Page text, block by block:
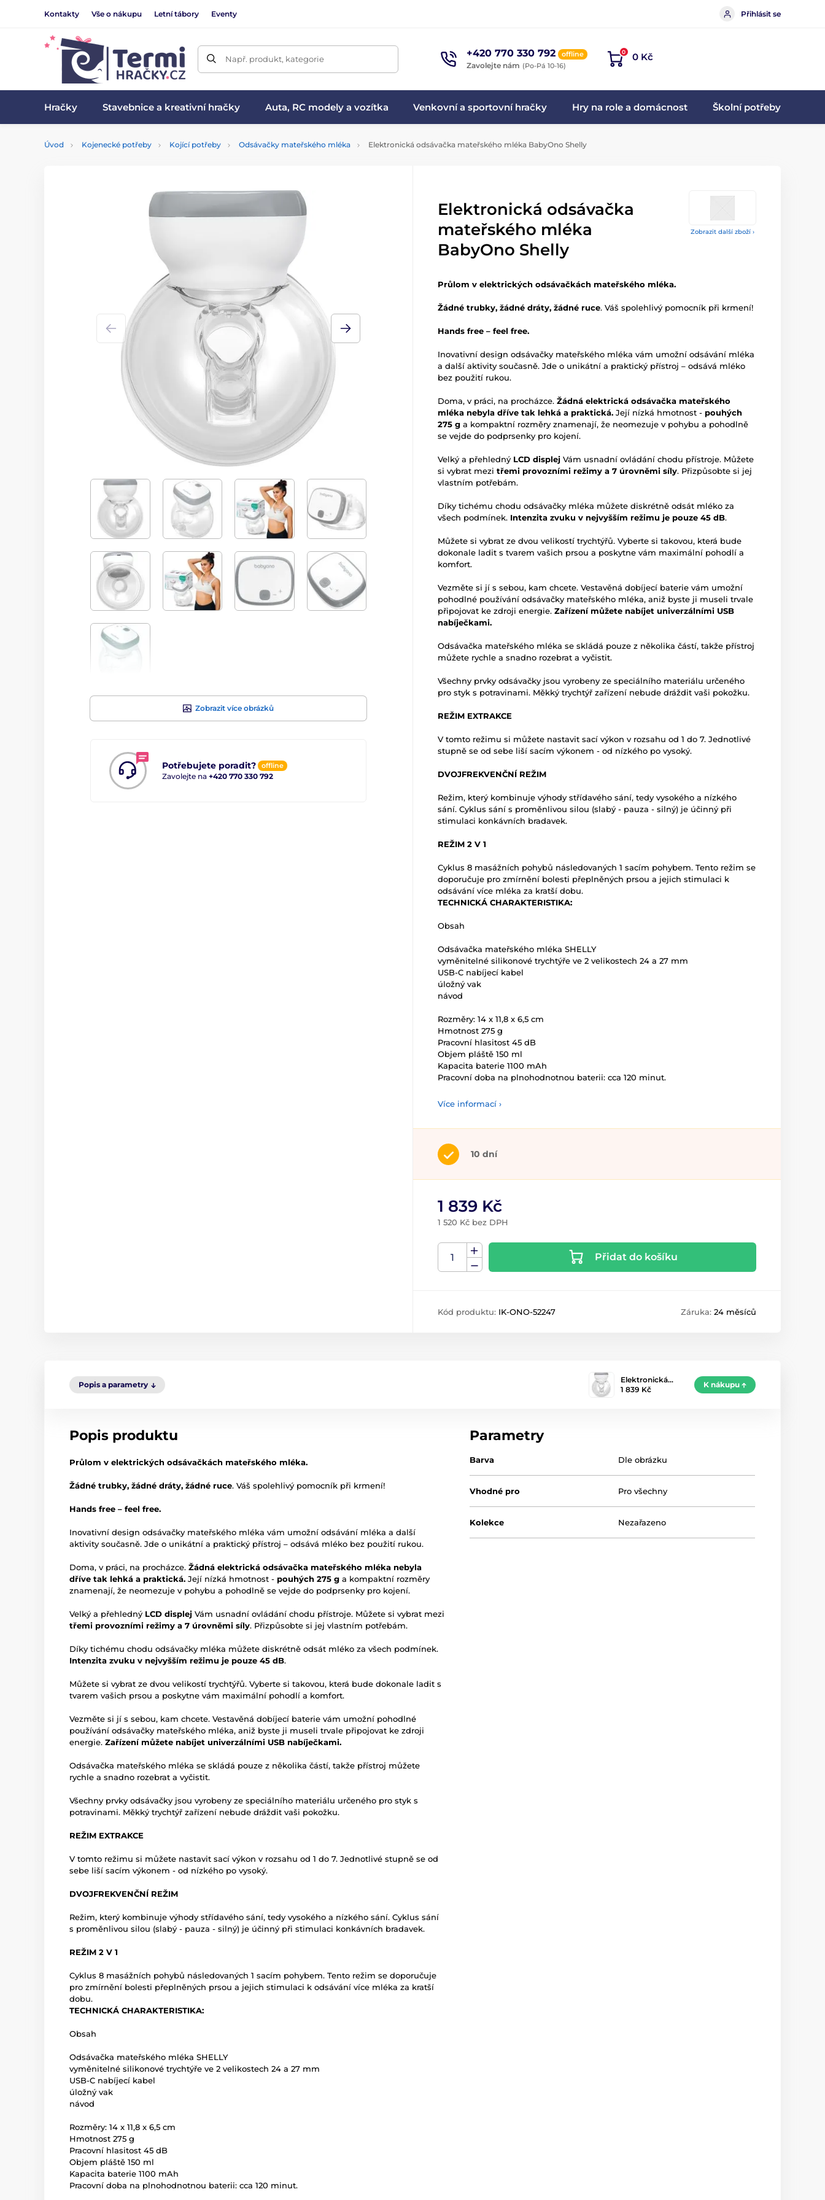
Kontakty Vše o nákupu Letní tábory Eventy Přihlásit se
Např. produkt, kategorie +420 770 330 792 offline
Zavolejte nám (Po-Pá 10-16)
0 0 Kč
Hračky Stavebnice a kreativní hračky Auta, RC modely a vozítka Venkovní a sportovní hračky Hry na role a domácnost Školní potřeby
Úvod Kojenecké potřeby Kojící potřeby Odsávačky mateřského mléka Elektronická odsávačka mateřského mléka BabyOno Shelly
Zobrazit další zboží ›
Zobrazit více obrázků
Potřebujete poradit? offline
Zavolejte na +420 770 330 792
Elektronická odsávačka
mateřského mléka
BabyOno Shelly
Průlom v elektrických odsávačkách mateřského mléka.
Žádné trubky, žádné dráty, žádné ruce. Váš spolehlivý pomocník při krmení!
Hands free – feel free.
Inovativní design odsávačky mateřského mléka vám umožní odsávání mléka
a další aktivity současně. Jde o unikátní a praktický přístroj – odsává mléko
bez použití rukou.
Doma, v práci, na procházce. Žádná elektrická odsávačka mateřského
mléka nebyla dříve tak lehká a praktická. Její nízká hmotnost - pouhých
275 g a kompaktní rozměry znamenají, že neomezuje v pohybu a pohodlně
se vejde do podprsenky pro kojení.
Velký a přehledný LCD displej Vám usnadní ovládání chodu přístroje. Můžete
si vybrat mezi třemi provozními režimy a 7 úrovněmi síly. Přizpůsobte si jej
vlastním potřebám.
Díky tichému chodu odsávačky mléka můžete diskrétně odsát mléko za
všech podmínek. Intenzita zvuku v nejvyšším režimu je pouze 45 dB.
Můžete si vybrat ze dvou velikostí trychtýřů. Vyberte si takovou, která bude
dokonale ladit s tvarem vašich prsou a poskytne vám maximální pohodlí a
komfort.
Vezměte si jí s sebou, kam chcete. Vestavěná dobíjecí baterie vám umožní
pohodlné používání odsávačky mateřského mléka, aniž byste ji museli trvale
připojovat ke zdroji energie. Zařízení můžete nabíjet univerzálními USB
nabíječkami.
Odsávačka mateřského mléka se skládá pouze z několika částí, takže přístroj
můžete rychle a snadno rozebrat a vyčistit.
Všechny prvky odsávačky jsou vyrobeny ze speciálního materiálu určeného
pro styk s potravinami. Měkký trychtýř zařízení nebude dráždit vaši pokožku.
REŽIM EXTRAKCE
V tomto režimu si můžete nastavit sací výkon v rozsahu od 1 do 7. Jednotlivé
stupně se od sebe liší sacím výkonem - od nízkého po vysoký.
DVOJFREKVENČNÍ REŽIM
Režim, který kombinuje výhody střídavého sání, tedy vysokého a nízkého
sání. Cyklus sání s proměnlivou silou (slabý - pauza - silný) je účinný při
stimulaci konkávních bradavek.
REŽIM 2 V 1
Cyklus 8 masážních pohybů následovaných 1 sacím pohybem. Tento režim se
doporučuje pro zmírnění bolesti přeplněných prsou a jejich stimulaci k
odsávání více mléka za kratší dobu.
TECHNICKÁ CHARAKTERISTIKA:
Obsah
Odsávačka mateřského mléka SHELLY
vyměnitelné silikonové trychtýře ve 2 velikostech 24 a 27 mm
USB-C nabíjecí kabel
úložný vak
návod
Rozměry: 14 x 11,8 x 6,5 cm
Hmotnost 275 g
Pracovní hlasitost 45 dB
Objem pláště 150 ml
Kapacita baterie 1100 mAh
Pracovní doba na plnohodnotnou baterii: cca 120 minut.
Více informací ›
10 dní
1 839 Kč
1 520 Kč bez DPH
Přidat do košíku
Kód produktu: IK-ONO-52247 Záruka: 24 měsíců
Popis a parametry
Elektronická…
1 839 Kč
K nákupu
Popis produktu
Průlom v elektrických odsávačkách mateřského mléka.
Žádné trubky, žádné dráty, žádné ruce. Váš spolehlivý pomocník při krmení!
Hands free – feel free.
Inovativní design odsávačky mateřského mléka vám umožní odsávání mléka a další
aktivity současně. Jde o unikátní a praktický přístroj – odsává mléko bez použití rukou.
Doma, v práci, na procházce. Žádná elektrická odsávačka mateřského mléka nebyla
dříve tak lehká a praktická. Její nízká hmotnost - pouhých 275 g a kompaktní rozměry
znamenají, že neomezuje v pohybu a pohodlně se vejde do podprsenky pro kojení.
Velký a přehledný LCD displej Vám usnadní ovládání chodu přístroje. Můžete si vybrat mezi
třemi provozními režimy a 7 úrovněmi síly. Přizpůsobte si jej vlastním potřebám.
Díky tichému chodu odsávačky mléka můžete diskrétně odsát mléko za všech podmínek.
Intenzita zvuku v nejvyšším režimu je pouze 45 dB.
Můžete si vybrat ze dvou velikostí trychtýřů. Vyberte si takovou, která bude dokonale ladit s
tvarem vašich prsou a poskytne vám maximální pohodlí a komfort.
Vezměte si jí s sebou, kam chcete. Vestavěná dobíjecí baterie vám umožní pohodlné
používání odsávačky mateřského mléka, aniž byste ji museli trvale připojovat ke zdroji
energie. Zařízení můžete nabíjet univerzálními USB nabíječkami.
Odsávačka mateřského mléka se skládá pouze z několika částí, takže přístroj můžete
rychle a snadno rozebrat a vyčistit.
Všechny prvky odsávačky jsou vyrobeny ze speciálního materiálu určeného pro styk s
potravinami. Měkký trychtýř zařízení nebude dráždit vaši pokožku.
REŽIM EXTRAKCE
V tomto režimu si můžete nastavit sací výkon v rozsahu od 1 do 7. Jednotlivé stupně se od
sebe liší sacím výkonem - od nízkého po vysoký.
DVOJFREKVENČNÍ REŽIM
Režim, který kombinuje výhody střídavého sání, tedy vysokého a nízkého sání. Cyklus sání
s proměnlivou silou (slabý - pauza - silný) je účinný při stimulaci konkávních bradavek.
REŽIM 2 V 1
Cyklus 8 masážních pohybů následovaných 1 sacím pohybem. Tento režim se doporučuje
pro zmírnění bolesti přeplněných prsou a jejich stimulaci k odsávání více mléka za kratší
dobu.
TECHNICKÁ CHARAKTERISTIKA:
Obsah
Odsávačka mateřského mléka SHELLY
vyměnitelné silikonové trychtýře ve 2 velikostech 24 a 27 mm
USB-C nabíjecí kabel
úložný vak
návod
Rozměry: 14 x 11,8 x 6,5 cm
Hmotnost 275 g
Pracovní hlasitost 45 dB
Objem pláště 150 ml
Kapacita baterie 1100 mAh
Pracovní doba na plnohodnotnou baterii: cca 120 minut.
Parametry
Barva Dle obrázku
Vhodné pro Pro všechny
Kolekce Nezařazeno